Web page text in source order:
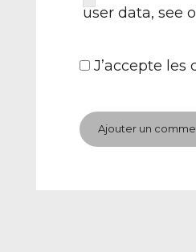
user data, see
J’accepte les